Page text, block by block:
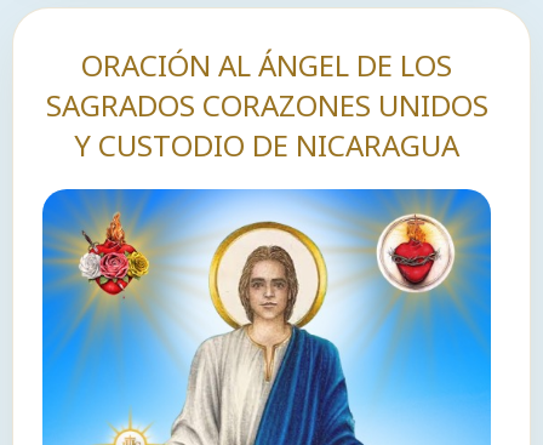
ORACIÓN AL ÁNGEL DE LOS
SAGRADOS CORAZONES UNIDOS
Y CUSTODIO DE NICARAGUA